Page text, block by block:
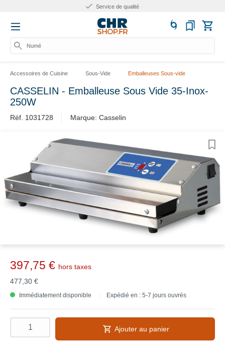
Service de qualité
Numéro
Accessoires de Cuisine Sous-Vide Emballeuses Sous-vide
CASSELIN - Emballeuse Sous Vide 35-Inox-
250W
Réf. 1031728 Marque: Casselin
397,75 € hors taxes
477,30 €
Immédiatement disponible Expédié en : 5-7 jours ouvrés
Ajouter au panier